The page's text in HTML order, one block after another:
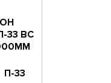
33 ВС
П-33